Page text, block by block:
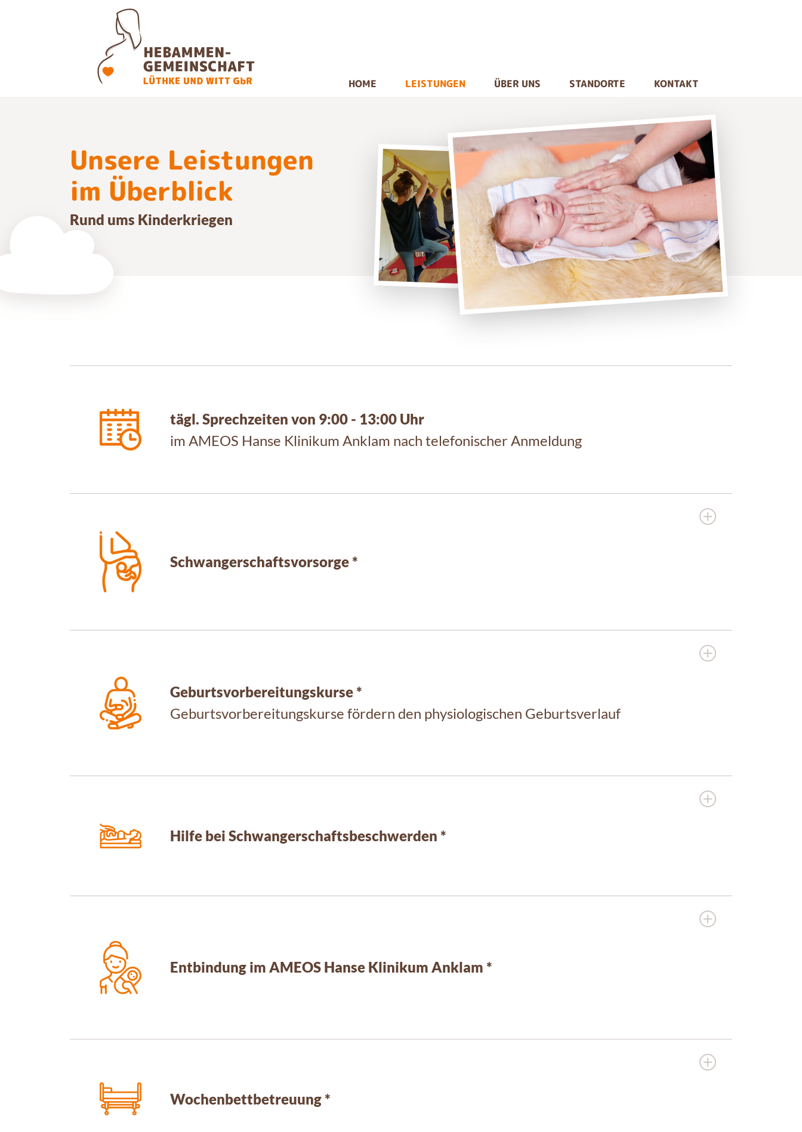
HOME LEISTUNGEN ÜBER UNS STANDORTE KONTAKT
Unsere Leistungen
im Überblick
Rund ums Kinderkriegen
tägl. Sprechzeiten von 9:00 - 13:00 Uhr
im AMEOS Hanse Klinikum Anklam nach telefonischer Anmeldung
Schwangerschaftsvorsorge *
Geburtsvorbereitungskurse *
Geburtsvorbereitungskurse fördern den physiologischen Geburtsverlauf
Hilfe bei Schwangerschaftsbeschwerden *
Entbindung im AMEOS Hanse Klinikum Anklam *
Wochenbettbetreuung *